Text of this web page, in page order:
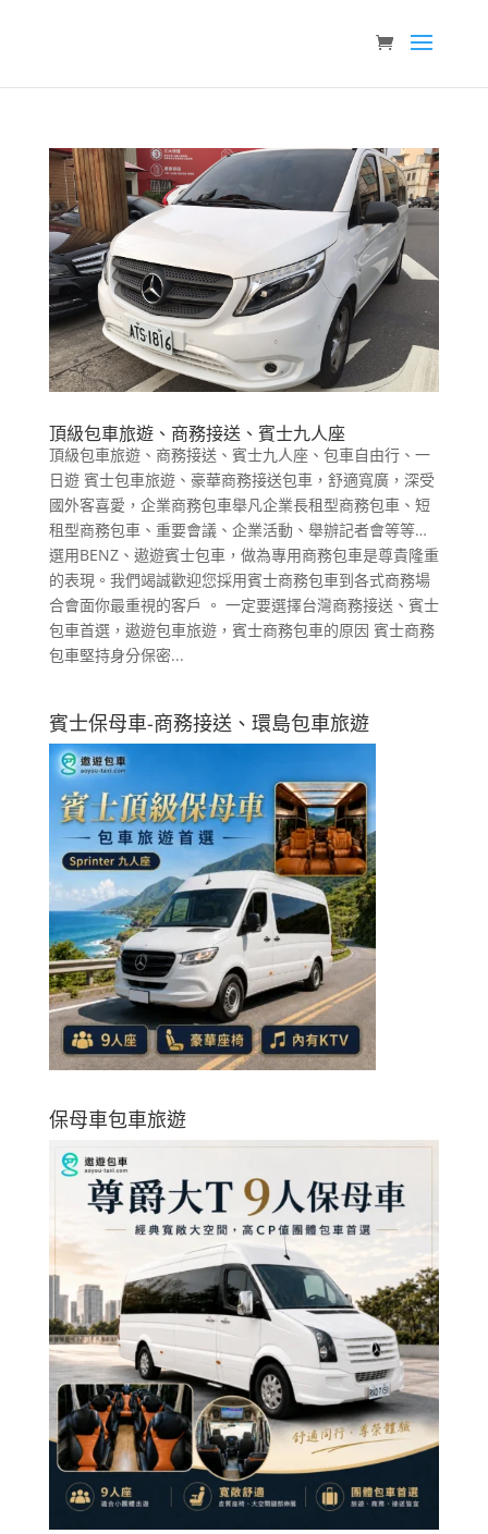
頂級包車旅遊、商務接送、賓士九人座
頂級包車旅遊、商務接送、賓士九人座、包車自由行、一
日遊 賓士包車旅遊、豪華商務接送包車，舒適寬廣，深受
國外客喜愛，企業商務包車舉凡企業長租型商務包車、短
租型商務包車、重要會議、企業活動、舉辦記者會等等…
選用BENZ、遨遊賓士包車，做為專用商務包車是尊貴隆重
的表現。我們竭誠歡迎您採用賓士商務包車到各式商務場
合會面你最重視的客戶 。 一定要選擇台灣商務接送、賓士
包車首選，遨遊包車旅遊，賓士商務包車的原因 賓士商務
包車堅持身分保密...
賓士保母車-商務接送、環島包車旅遊
保母車包車旅遊